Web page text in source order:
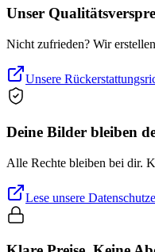
Unser
Nicht zufrieden? Wir
Unsere
Deine Bilder bleiben
Alle Rechte bleiben bei dir.
Lese unsere